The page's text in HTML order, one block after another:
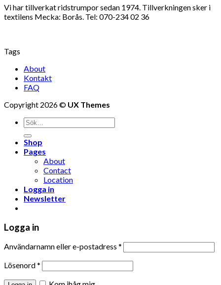
Vi har tillverkat ridstrumpor sedan 1974. Tillverkningen sker i
textilens Mecka: Borås. Tel: 070-234 02 36
Tags
About
Kontakt
FAQ
Copyright 2026 © UX Themes
Shop
Pages
About
Contact
Location
Logga in
Newsletter
Logga in
Användarnamn eller e-postadress *
Lösenord*